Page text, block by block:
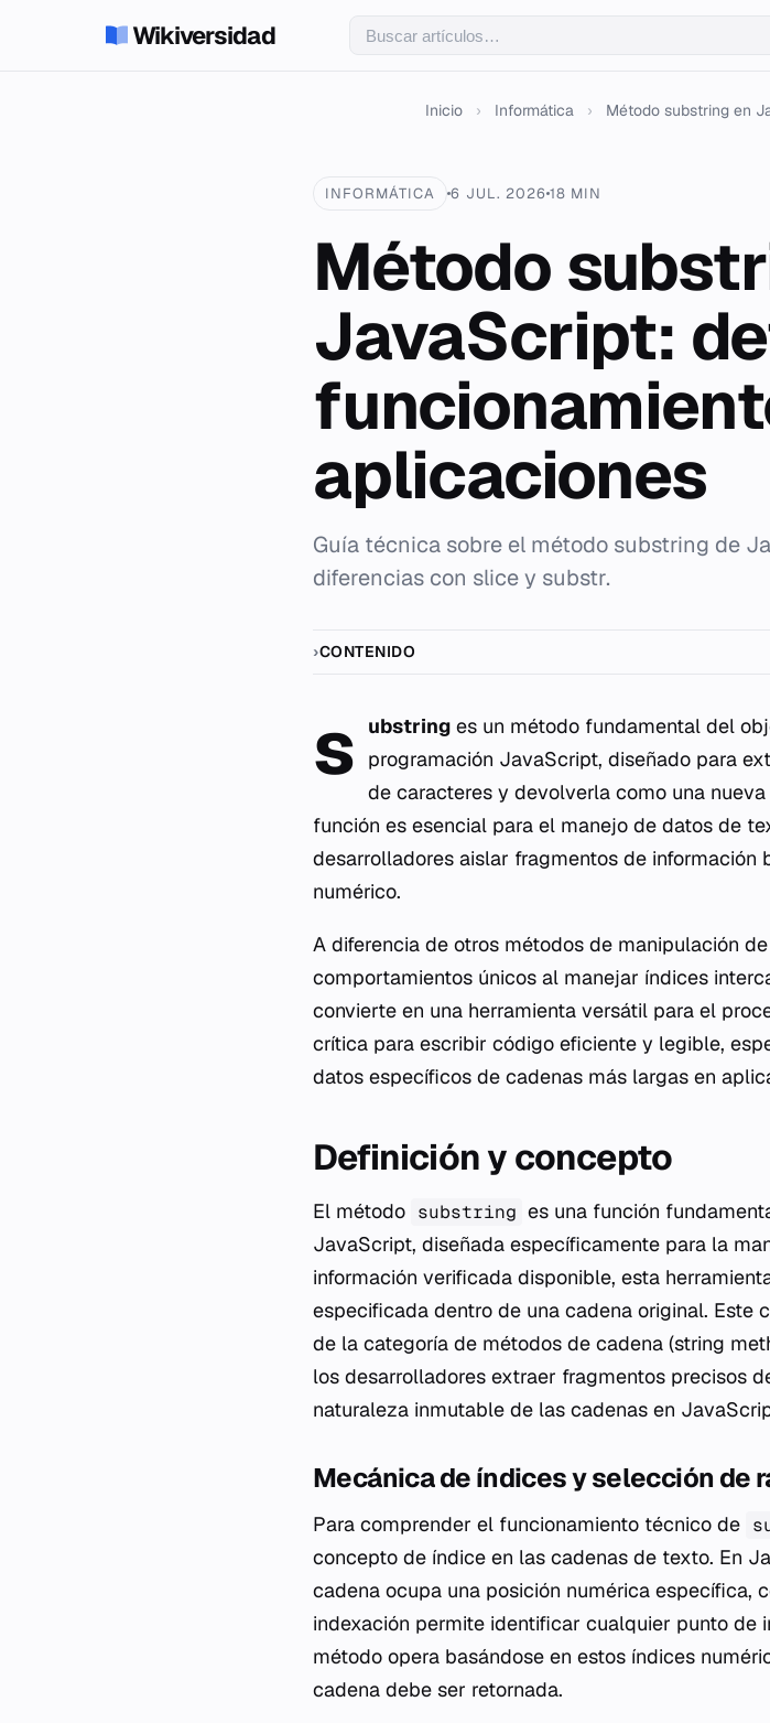
Wikiversidad
Inicio › Informática › Método substring en
INFORMÁTICA 6 JUL. 2026 18 MIN
Método
JavaScript:
aplicaciones
Guía técnica sobre el método substring de
diferencias con slice y substr.
CONTENIDO
s ubstring es un método fundamental del
programación JavaScript, diseñado para
de caracteres y devolverla como una
función es esencial para el manejo de datos de
desarrolladores aislar fragmentos de información
numérico.
A diferencia de otros métodos de manipulación
comportamientos únicos al manejar índices
convierte en una herramienta versátil para el
crítica para escribir código eficiente y legible,
datos específicos de cadenas más largas en
Definición y concepto
El método substring es una función
JavaScript, diseñada específicamente para la
información verificada disponible, esta
especificada dentro de una cadena original.
de la categoría de métodos de cadena (string
los desarrolladores extraer fragmentos precisos
naturaleza inmutable de las cadenas en
Mecánica de índices y selección de
Para comprender el funcionamiento técnico de
concepto de índice en las cadenas de texto. En
cadena ocupa una posición numérica específica,
indexación permite identificar cualquier punto de
método opera basándose en estos índices
cadena debe ser retornada.